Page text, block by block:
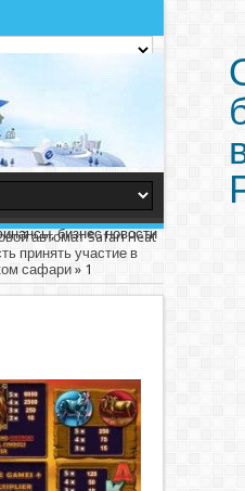
бизнес новости
автомат Safari Heat
принять участие в
сафари» 1